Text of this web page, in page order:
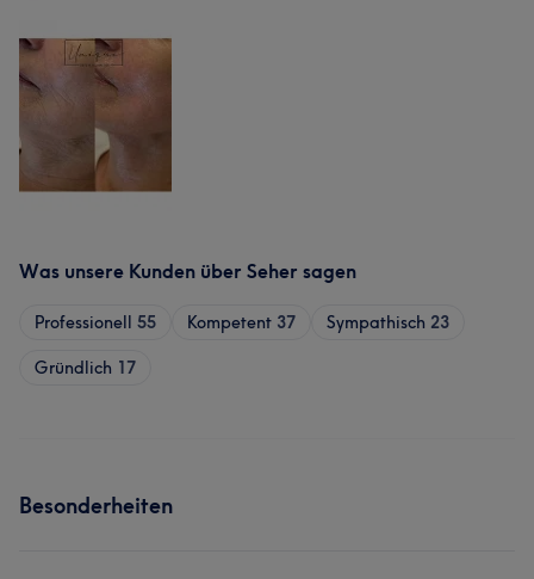
Was unsere Kunden über Seher sagen
Professionell 55 Kompetent 37 Sympathisch 23
Gründlich 17
Besonderheiten